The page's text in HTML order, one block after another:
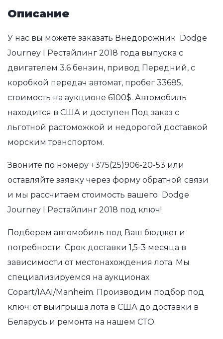
Описание
У нас вы можете заказать Внедорожник Dodge
Journey I Рестайлинг 2018 года выпуска с
двигателем 3.6 бензин, привод Передний, с
коробкой передач автомат, пробег 33685,
стоимость на аукционе 6100$. Автомобиль
находится в США и доступен Под заказ с
льготной растоможкой и недорогой доставкой
морским транспортом.
Звоните по номеру +375(25)906-20-53 или
оставляйте заявку через форму обратной связи
и мы рассчитаем стоимость вашего Dodge
Journey I Рестайлинг 2018 под ключ!
Подберем автомобиль под Ваш бюджет и
потребности. Срок доставки 1,5-3 месяца в
зависимости от местонахождения лота. Мы
специализируемся на аукционах
Copart/IAAI/Manheim. Производим подбор под
ключ: от выигрыша лота в США до доставки в
Беларусь и ремонта на нашем СТО.